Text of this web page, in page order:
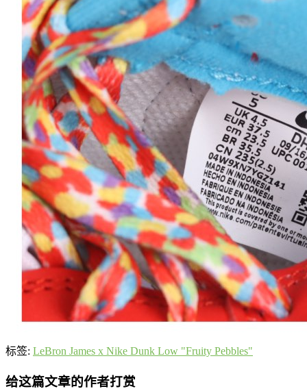
标签: LeBron James x Nike Dunk Low "Fruity Pebbles"
给这篇文章的作者打赏